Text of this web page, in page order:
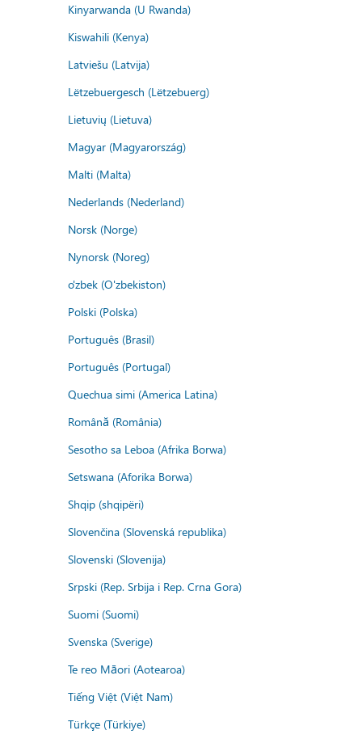
Kinyarwanda (U Rwanda)
Kiswahili (Kenya)
Latviešu (Latvija)
Lëtzebuergesch (Lëtzebuerg)
Lietuvių (Lietuva)
Magyar (Magyarország)
Malti (Malta)
Nederlands (Nederland)
Norsk (Norge)
Nynorsk (Noreg)
o'zbek (O'zbekiston)
Polski (Polska)
Português (Brasil)
Português (Portugal)
Quechua simi (America Latina)
Română (România)
Sesotho sa Leboa (Afrika Borwa)
Setswana (Aforika Borwa)
Shqip (shqipëri)
Slovenčina (Slovenská republika)
Slovenski (Slovenija)
Srpski (Rep. Srbija i Rep. Crna Gora)
Suomi (Suomi)
Svenska (Sverige)
Te reo Māori (Aotearoa)
Tiếng Việt (Việt Nam)
Türkçe (Türkiye)